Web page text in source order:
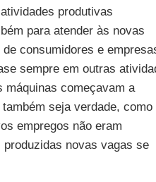
produtivas
para atender às novas
consumidores e
sempre em outras
começavam a
seja verdade, como
empregos não eram
novas vagas se